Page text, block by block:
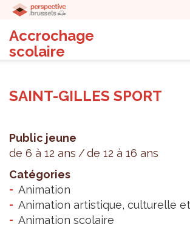
Accrochage
scolaire
SAINT-GILLES SPORT
Public jeune
de 6 à 12 ans
de 12 à 16 ans
Catégories
Animation
Animation artistique, culturelle
Animation scolaire